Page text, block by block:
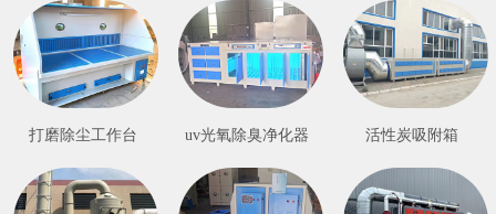
打磨除尘工作台 uv光氧除臭净化器 活性炭吸附箱